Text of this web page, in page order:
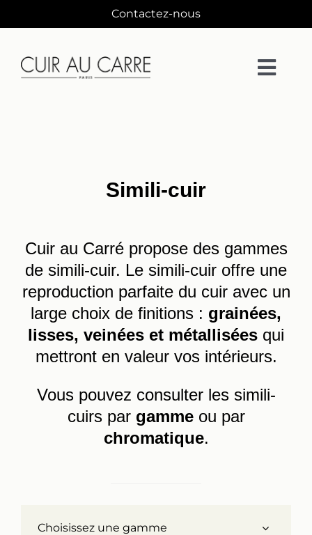
Contactez-nous
Collaborations
Designers
Réalisations
Simili-cuir
Cuir au Carré propose des gammes
de simili-cuir. Le simili-cuir offre une
reproduction parfaite du cuir avec un
large choix de finitions : grainées,
lisses, veinées et métallisées qui
mettront en valeur vos intérieurs.
Vous pouvez consulter les simili-
cuirs par gammeou par
chromatique.
Choisissez une gamme